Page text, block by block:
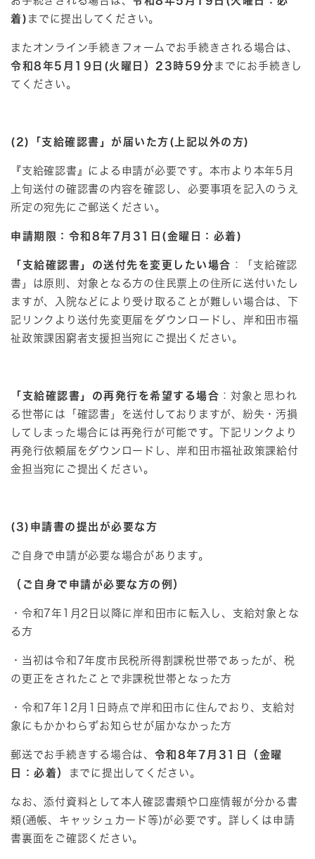
着) までに提出してください。
またオンライン手続きフォームでお手続きされる場合は、
令和8年5月19日(火曜日）23時59分 までにお手続きし
てください。
(2)「支給確認書」が届いた方(上記以外の方)
『支給確認書』による申請が必要です。本市より本年5月
上旬送付の確認書の内容を確認し、必要事項を記入のうえ
所定の宛先にご郵送ください。
申請期限：令和8年7月31日(金曜日：必着)
「支給確認書」の送付先を変更したい場合 ：「支給確認
書」は原則、対象となる方の住民票上の住所に送付いたし
ますが、入院などにより受け取ることが難しい場合は、下
記リンクより送付先変更届をダウンロードし、岸和田市福
祉政策課困窮者支援担当宛にご提出ください。
「支給確認書」の再発行を希望する場合 ：対象と思われ
る世帯には「確認書」を送付しておりますが、紛失・汚損
してしまった場合には再発行が可能です。下記リンクより
再発行依頼届をダウンロードし、岸和田市福祉政策課給付
金担当宛にご提出ください。
(3) 申請書の提出が必要な方
ご自身で申請が必要な場合があります。
（ご自身で申請が必要な方の例）
・令和7年1月2日以降に岸和田市に転入し、支給対象とな
る方
・当初は令和7年度市民税所得割課税世帯であったが、税
の更正をされたことで非課税世帯となった方
・令和7年12月1日時点で岸和田市に住んでおり、支給対
象にもかかわらずお知らせが届かなかった方
郵送でお手続きする場合は、 令和8年7月31日（金曜
日：必着）
までに提出してください。
なお、添付資料として本人確認書類や口座情報が分かる書
類(通帳、キャッシュカード等)が必要です。詳しくは申請
書裏面をご確認ください。